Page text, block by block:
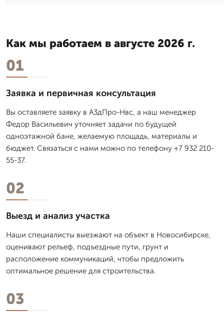
Как мы работаем в августе 2026 г.
01
Заявка и первичная консультация
Вы оставляете заявку в А3дПро-Нвс, а наш менеджер
Федор Васильевич уточняет задачи по будущей
одноэтажной бане, желаемую площадь, материалы и
бюджет. Связаться с нами можно по телефону +7 932 210-
55-37.
02
Выезд и анализ участка
Наши специалисты выезжают на объект в Новосибирске,
оценивают рельеф, подъездные пути, грунт и
расположение коммуникаций, чтобы предложить
оптимальное решение для строительства.
03